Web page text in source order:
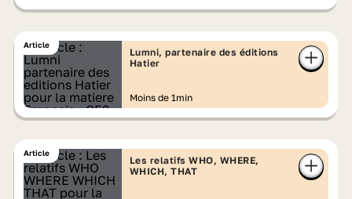
Article
Lumni, partenaire des éditions
Hatier
Moins de 1min
Article
Les relatifs WHO, WHERE,
WHICH, THAT